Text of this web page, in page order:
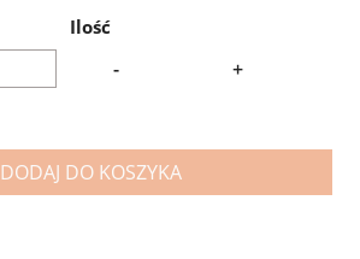
Ilość
- +
DODAJ DO KOSZYKA